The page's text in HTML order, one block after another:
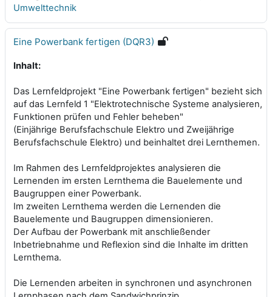
Umwelttechnik
Eine Powerbank fertigen (DQR3)
Inhalt:
Das Lernfeldprojekt "Eine Powerbank fertigen" bezieht sich
auf das Lernfeld 1 "Elektrotechnische Systeme analysieren,
Funktionen prüfen und Fehler beheben"
(Einjährige Berufsfachschule Elektro und Zweijährige
Berufsfachschule Elektro) und beinhaltet drei Lernthemen.
Im Rahmen des Lernfeldprojektes analysieren die
Lernenden im ersten Lernthema die Bauelemente und
Baugruppen einer Powerbank.
Im zweiten Lernthema werden die Lernenden die
Bauelemente und Baugruppen dimensionieren.
Der Aufbau der Powerbank mit anschließender
Inbetriebnahme und Reflexion sind die Inhalte im dritten
Lernthema.
Die Lernenden arbeiten in synchronen und asynchronen